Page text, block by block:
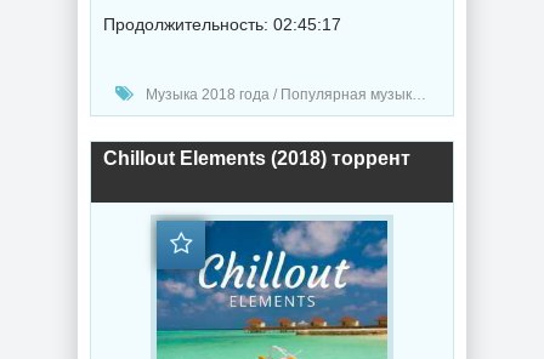
Продолжительность: 02:45:17
Музыка 2018 года / Популярная музыка / Электронная музыка / Хаус музыка / Музыка в машину
Chillout Elements (2018) торрент